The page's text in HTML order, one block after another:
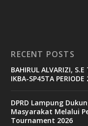
RECENT POSTS
BAHIRUL ALVARIZI,
IKBA-SP45TA
DPRD Lampung
Masyarakat Melalui
Tournament 2026